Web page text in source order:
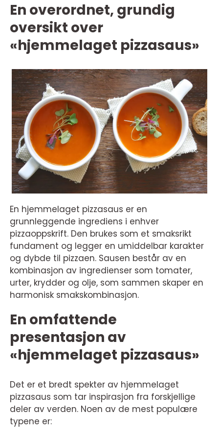
En overordnet, grundig
oversikt over
«hjemmelaget pizzasaus»
En hjemmelaget pizzasaus er en
grunnleggende ingrediens i enhver
pizzaoppskrift. Den brukes som et smaksrikt
fundament og legger en umiddelbar karakter
og dybde til pizzaen. Sausen består av en
kombinasjon av ingredienser som tomater,
urter, krydder og olje, som sammen skaper en
harmonisk smakskombinasjon.
En omfattende
presentasjon av
«hjemmelaget pizzasaus»
Det er et bredt spekter av hjemmelaget
pizzasaus som tar inspirasjon fra forskjellige
deler av verden. Noen av de mest populære
typene er: